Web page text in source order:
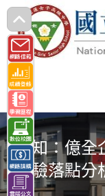
跳
轉
至
主
要
內
容 轉知：億全
測驗落點分